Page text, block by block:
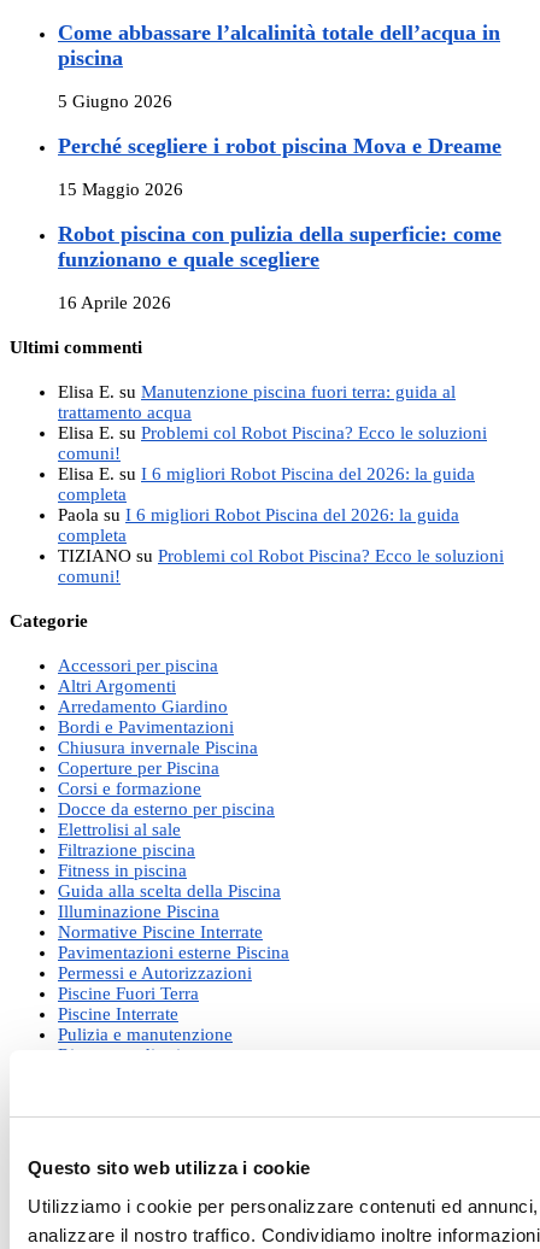
Questo sito web utilizza i cookie
Utilizziamo i cookie per personalizzare contenuti ed
analizzare il nostro traffico. Condividiamo inoltre
Come abbassare l’alcalinità totale dell’acqua in
piscina
5 Giugno 2026
Perché scegliere i robot piscina Mova e Dreame
15 Maggio 2026
Robot piscina con pulizia della superficie: come
funzionano e quale scegliere
16 Aprile 2026
Ultimi commenti
Elisa E. su Manutenzione piscina fuori terra: guida al
trattamento acqua
Elisa E. su Problemi col Robot Piscina? Ecco le soluzioni
comuni!
Elisa E. su I 6 migliori Robot Piscina del 2026: la guida
completa
Paola su I 6 migliori Robot Piscina del 2026: la guida
completa
TIZIANO su Problemi col Robot Piscina? Ecco le soluzioni
comuni!
Categorie
Accessori per piscina
Altri Argomenti
Arredamento Giardino
Bordi e Pavimentazioni
Chiusura invernale Piscina
Coperture per Piscina
Corsi e formazione
Docce da esterno per piscina
Elettrolisi al sale
Filtrazione piscina
Fitness in piscina
Guida alla scelta della Piscina
Illuminazione Piscina
Normative Piscine Interrate
Pavimentazioni esterne Piscina
Permessi e Autorizzazioni
Piscine Fuori Terra
Piscine Interrate
Pulizia e manutenzione
Riapertura di primavera
Robot per Piscina
Sicurezza in Piscina
Tasse e burocrazia
Trattamento acque
Ultime Novità dal Mondo Piscine
Vasche spa Idromassaggio